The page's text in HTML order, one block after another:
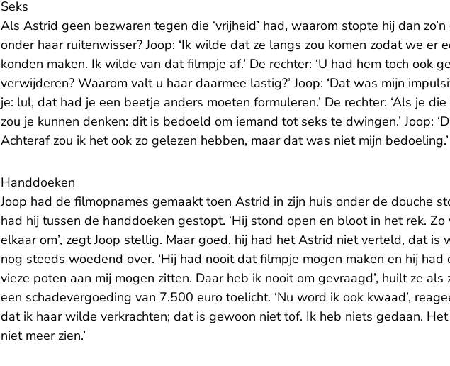
Seks
Als Astrid geen bezwaren tegen die ‘vrijheid’ had, waarom stopte hij dan
onder haar ruitenwisser? Joop: ‘Ik wilde dat ze langs zou komen zodat we er
konden maken. Ik wilde van dat filmpje af.’ De rechter: ‘U had hem toch ook
verwijderen? Waarom valt u haar daarmee lastig?’ Joop: ‘Dat was mijn
je: lul, dat had je een beetje anders moeten formuleren.’ De rechter: ‘Als je
zou je kunnen denken: dit is bedoeld om iemand tot seks te dwingen.’ Joop:
Achteraf zou ik het ook zo gelezen hebben, maar dat was niet mijn bedoeling.’
Handdoeken
Joop had de filmopnames gemaakt toen Astrid in zijn huis onder de douche
had hij tussen de handdoeken gestopt. ‘Hij stond open en bloot in het rek.
elkaar om’, zegt Joop stellig. Maar goed, hij had het Astrid niet verteld, dat is
nog steeds woedend over. ‘Hij had nooit dat filmpje mogen maken en hij had
vieze poten aan mij mogen zitten. Daar heb ik nooit om gevraagd’, huilt ze als
een schadevergoeding van 7.500 euro toelicht. ‘Nu word ik ook kwaad’,
dat ik haar wilde verkrachten; dat is gewoon niet tof. Ik heb niets gedaan.
niet meer zien.’